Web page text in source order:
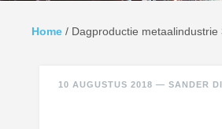
Home / Dagproductie
10 AUGUSTUS 2018 —SANDER